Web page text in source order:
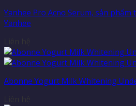
Yanhee Pro Acno Serum, sản
Yanhee
Abonne Yogurt Milk Whitening